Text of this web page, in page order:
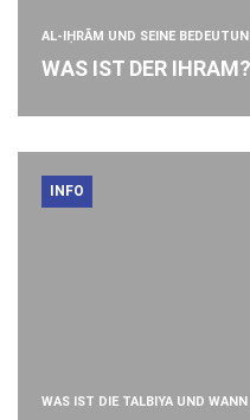
AL-IḤRĀM UND SEINE
WAS IST DER IHRAM?
INFO
WAS IST DIE TALBIYA UND